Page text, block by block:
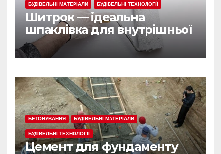
БУДІВЕЛЬНІ МАТЕРІАЛИ БУДІВЕЛЬНІ ТЕХНОЛОГІЇ
Шитрок — ідеальна
шпаклівка для внутрішньої
обробки
БЕТОНУВАННЯ БУДІВЕЛЬНІ МАТЕРІАЛИ
БУДІВЕЛЬНІ ТЕХНОЛОГІЇ
Цемент для фундаменту